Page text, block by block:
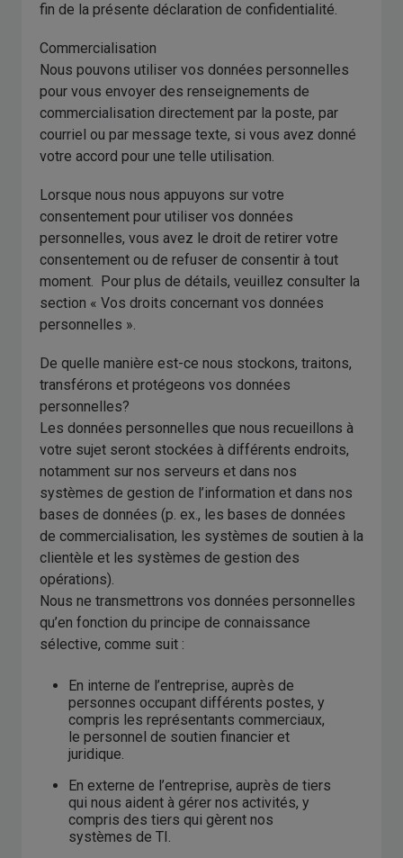
fin de la présente déclaration de confidentialité.
Commercialisation
Nous pouvons utiliser vos données personnelles
pour vous envoyer des renseignements de
commercialisation directement par la poste, par
courriel ou par message texte, si vous avez donné
votre accord pour une telle utilisation.
Lorsque nous nous appuyons sur votre
consentement pour utiliser vos données
personnelles, vous avez le droit de retirer votre
consentement ou de refuser de consentir à tout
moment. Pour plus de détails, veuillez consulter la
section « Vos droits concernant vos données
personnelles ».
De quelle manière est-ce nous stockons, traitons,
transférons et protégeons vos données
personnelles?
Les données personnelles que nous recueillons à
votre sujet seront stockées à différents endroits,
notamment sur nos serveurs et dans nos
systèmes de gestion de l’information et dans nos
bases de données (p. ex., les bases de données
de commercialisation, les systèmes de soutien à la
clientèle et les systèmes de gestion des
opérations).
Nous ne transmettrons vos données personnelles
qu’en fonction du principe de connaissance
sélective, comme suit :
En interne de l’entreprise, auprès de
personnes occupant différents postes, y
compris les représentants commerciaux,
le personnel de soutien financier et
juridique.
En externe de l’entreprise, auprès de tiers
qui nous aident à gérer nos activités, y
compris des tiers qui gèrent nos
systèmes de TI.